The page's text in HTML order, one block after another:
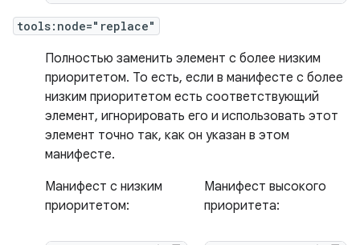
tools:node="replace"
Полностью заменить элемент с более низким
приоритетом. То есть, если в манифесте с более
низким приоритетом есть соответствующий
элемент, игнорировать его и использовать этот
элемент точно так, как он указан в этом
манифесте.
Манифест с низким
приоритетом:
Манифест высокого
приоритета: